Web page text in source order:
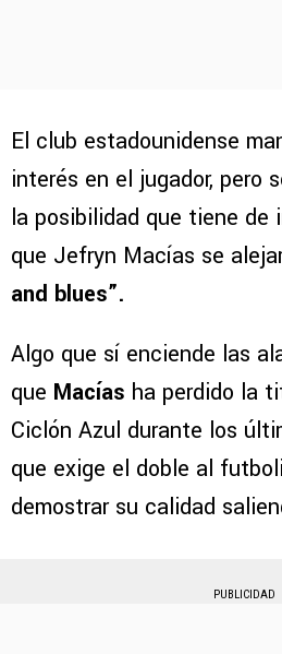
El club estadounidense
interés en el jugador, pero
la posibilidad que tiene de
que Jefryn Macías se
and blues”.
Algo que sí enciende las
que Macías ha perdido la
Ciclón Azul durante los
que exige el doble al
demostrar su calidad
PUBLICIDAD